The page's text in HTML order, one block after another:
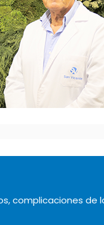
complicaciones de